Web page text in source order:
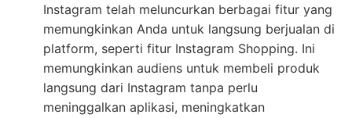
Instagram telah meluncurkan berbagai fitur yang
memungkinkan Anda untuk langsung berjualan di
platform, seperti fitur Instagram Shopping. Ini
memungkinkan audiens untuk membeli produk
langsung dari Instagram tanpa perlu
meninggalkan aplikasi, meningkatkan